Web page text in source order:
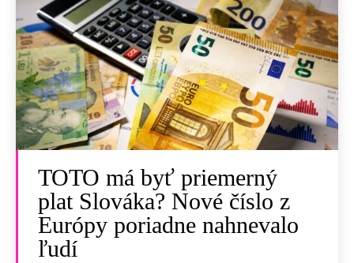
TOTO má byť priemerný
plat Slováka? Nové číslo z
Európy poriadne nahnevalo
ľudí